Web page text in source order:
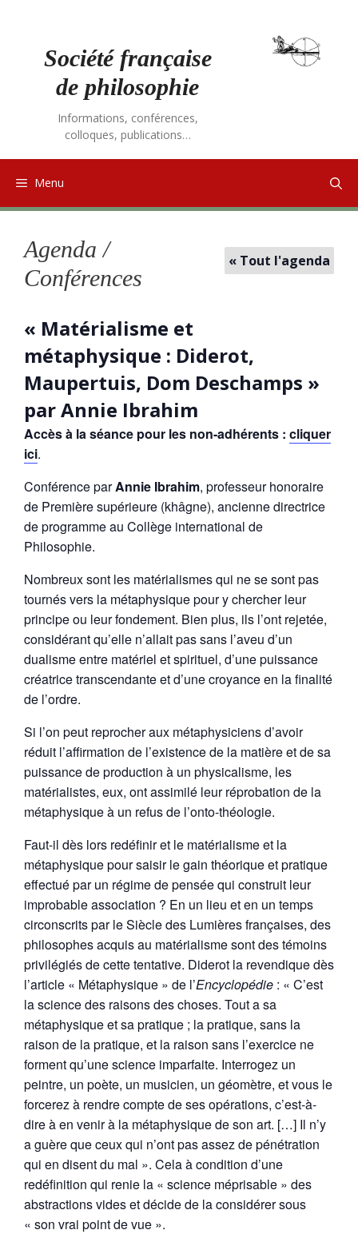
Société française
de philosophie
Informations, conférences,
colloques, publications…
Menu
« Tout l'agenda
Agenda /
Conférences
« Matérialisme et
métaphysique : Diderot,
Maupertuis, Dom Deschamps »
par Annie Ibrahim
Accès à la séance pour les non-adhérents : cliquer
ici.
Conférence parAnnie Ibrahim, professeur honoraire
de Première supérieure (khâgne), ancienne directrice
de programme au Collège international de
Philosophie.
Nombreux sont les matérialismes qui ne se sont pas
tournés vers la métaphysique pour y chercher leur
principe ou leur fondement. Bien plus, ils l’ont rejetée,
considérant qu’elle n’allait pas sans l’aveu d’un
dualisme entre matériel et spirituel, d’une puissance
créatrice transcendante et d’une croyance en la finalité
de l’ordre.
Si l’on peut reprocher aux métaphysiciens d’avoir
réduit l’affirmation de l’existence de la matière et de sa
puissance de production à un physicalisme, les
matérialistes, eux, ont assimilé leur réprobation de la
métaphysique à un refus de l’onto-théologie.
Faut-il dès lors redéfinir et le matérialisme et la
métaphysique pour saisir le gain théorique et pratique
effectué par un régime de pensée qui construit leur
improbable association ? En un lieu et en un temps
circonscrits par le Siècle des Lumières françaises, des
philosophes acquis au matérialisme sont des témoins
privilégiés de cette tentative. Diderot la revendique dès
l’article « Métaphysique » de l’Encyclopédie : « C’est
la science des raisons des choses. Tout a sa
métaphysique et sa pratique ; la pratique, sans la
raison de la pratique, et la raison sans l’exercice ne
forment qu’une science imparfaite. Interrogez un
peintre, un poète, un musicien, un géomètre, et vous le
forcerez à rendre compte de ses opérations, c’est-à-
dire à en venir à la métaphysique de son art. […] Il n’y
a guère que ceux qui n’ont pas assez de pénétration
qui en disent du mal ». Cela à condition d’une
redéfinition qui renie la « science méprisable » des
abstractions vides et décide de la considérer sous
« son vrai point de vue ».